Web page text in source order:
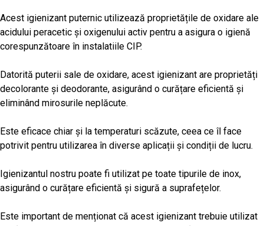
Acest igienizant puternic utilizează proprietățile de oxidare ale
acidului peracetic și oxigenului activ pentru a asigura o igienă
corespunzătoare în instalatiile CIP.
Datorită puterii sale de oxidare, acest igienizant are proprietăți
decolorante și deodorante, asigurând o curățare eficientă și
eliminând mirosurile neplăcute.
Este eficace chiar și la temperaturi scăzute, ceea ce îl face
potrivit pentru utilizarea în diverse aplicații și condiții de lucru.
Igienizantul nostru poate fi utilizat pe toate tipurile de inox,
asigurând o curățare eficientă și sigură a suprafețelor.
Este important de menționat că acest igienizant trebuie utilizat